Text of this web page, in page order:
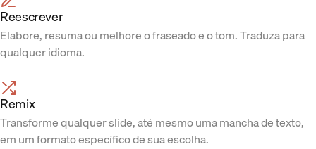
Reescrever
Elabore, resuma ou melhore o fraseado e o tom. Traduza para
qualquer idioma.
Remix
Transforme qualquer slide, até mesmo uma mancha de texto,
em um formato específico de sua escolha.